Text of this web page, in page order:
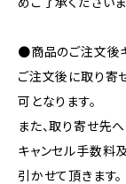
●商品のご注文後
ご注文後に取り寄
可となります。
また、取り寄せ先
キャンセル手数料
引かせて頂きます。